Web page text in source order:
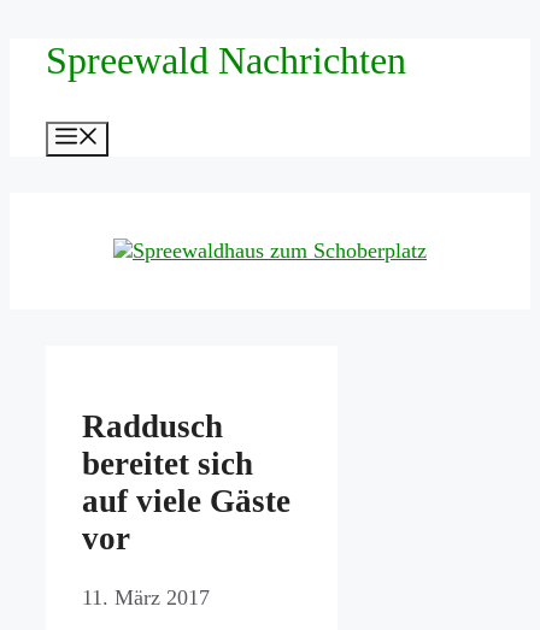
Zum
InhaltSpreewald Nachrichten
Raddusch
bereitet sich
auf viele Gäste
vor
11. März 2017